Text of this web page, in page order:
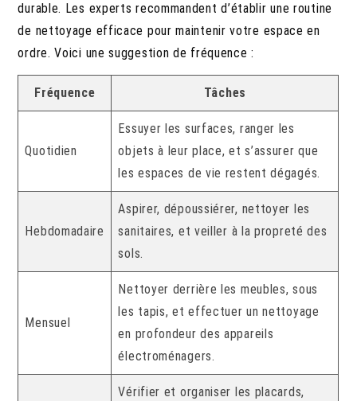
durable. Les experts recommandent d’établir une routine
de nettoyage efficace pour maintenir votre espace en
ordre. Voici une suggestion de fréquence :
Fréquence Tâches
Quotidien
Essuyer les surfaces, ranger les
objets à leur place, et s’assurer que
les espaces de vie restent dégagés.
Hebdomadaire
Aspirer, dépoussiérer, nettoyer les
sanitaires, et veiller à la propreté des
sols.
Mensuel
Nettoyer derrière les meubles, sous
les tapis, et effectuer un nettoyage
en profondeur des appareils
électroménagers.
Vérifier et organiser les placards,